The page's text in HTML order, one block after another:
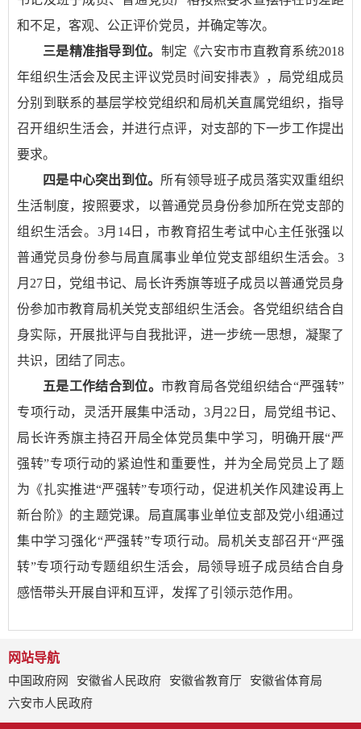
和不足，客观、公正评价党员，并确定等次。
三是精准指导到位。 制定《六安市市直教育系统2018
年组织生活会及民主评议党员时间安排表》，局党组成员
分别到联系的基层学校党组织和局机关直属党组织，指导
召开组织生活会，并进行点评，对支部的下一步工作提出
要求。
四是中心突出到位。 所有领导班子成员落实双重组织
生活制度，按照要求，以普通党员身份参加所在党支部的
组织生活会。3月14日，市教育招生考试中心主任张强以
普通党员身份参与局直属事业单位党支部组织生活会。3
月27日，党组书记、局长许秀旗等班子成员以普通党员身
份参加市教育局机关党支部组织生活会。各党组织结合自
身实际，开展批评与自我批评，进一步统一思想，凝聚了
共识，团结了同志。
五是工作结合到位。市教育局各党组织结合“严强转”
专项行动，灵活开展集中活动，3月22日，局党组书记、
局长许秀旗主持召开局全体党员集中学习，明确开展“严
强转”专项行动的紧迫性和重要性，并为全局党员上了题
为《扎实推进“严强转”专项行动，促进机关作风建设再上
新台阶》的主题党课。局直属事业单位支部及党小组通过
集中学习强化“严强转”专项行动。局机关支部召开“严强
转”专项行动专题组织生活会，局领导班子成员结合自身
感悟带头开展自评和互评，发挥了引领示范作用。
网站导航
中国政府网 安徽省人民政府 安徽省教育厅
安徽省体育局
六安市人民政府